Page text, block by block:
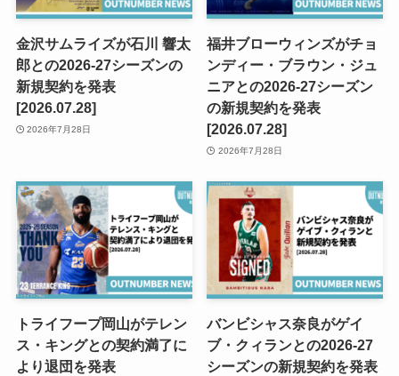
金沢サムライズが石川 響太
郎との2026-27シーズンの
新規契約を発表
[2026.07.28]
2026年7月28日
福井ブローウィンズがチョ
ンディー・ブラウン・ジュ
ニアとの2026-27シーズン
の新規契約を発表
[2026.07.28]
2026年7月28日
トライフープ岡山がテレン
ス・キングとの契約満了に
より退団を発表
バンビシャス奈良がゲイ
ブ・クィランとの2026-27
シーズンの新規契約を発表